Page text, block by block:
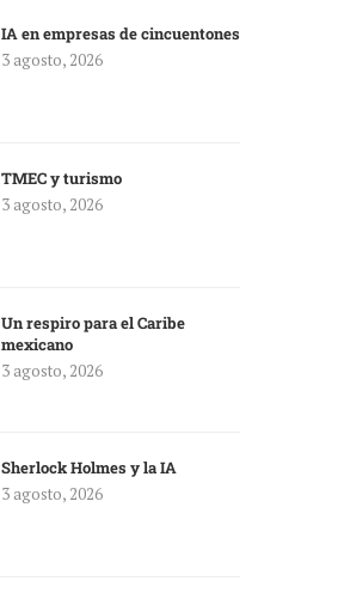
IA en empresas de cincuentones
3 agosto, 2026
TMEC y turismo
3 agosto, 2026
Un respiro para el Caribe
mexicano
3 agosto, 2026
Sherlock Holmes y la IA
3 agosto, 2026